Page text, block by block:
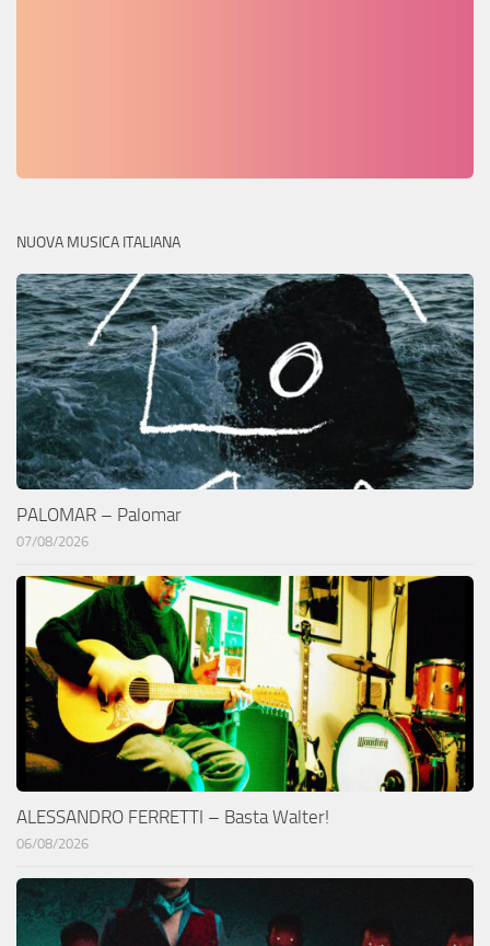
NUOVA MUSICA ITALIANA
PALOMAR – Palomar
07/08/2026
ALESSANDRO FERRETTI – Basta Walter!
06/08/2026